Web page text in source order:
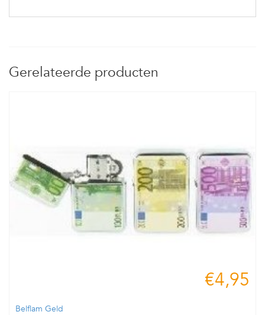
Gerelateerde producten
€4,95
Belflam Geld